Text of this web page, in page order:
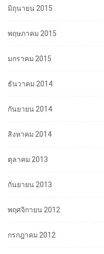
มิถุนายน 2015
พฤษภาคม 2015
มกราคม 2015
ธันวาคม 2014
กันยายน 2014
สิงหาคม 2014
ตุลาคม 2013
กันยายน 2013
พฤศจิกายน 2012
กรกฎาคม 2012